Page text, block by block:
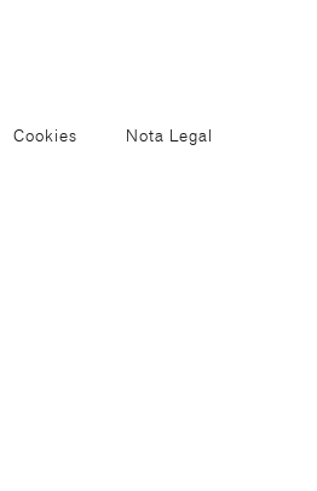
Cookies Nota Legal